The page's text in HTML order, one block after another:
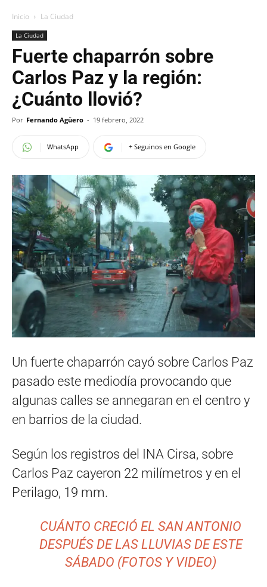
Inicio La Ciudad
La Ciudad
Fuerte chaparrón sobre
Carlos Paz y la región:
¿Cuánto llovió?
Por Fernando Agüero - 19 febrero, 2022
WhatsApp + Seguinos en Google
Un fuerte chaparrón cayó sobre Carlos Paz
pasado este mediodía provocando que
algunas calles se annegaran en el centro y
en barrios de la ciudad.
Según los registros del INA Cirsa, sobre
Carlos Paz cayeron 22 milímetros y en el
Perilago, 19 mm.
CUÁNTO CRECIÓ EL SAN ANTONIO
DESPUÉS DE LAS LLUVIAS DE ESTE
SÁBADO (FOTOS Y VIDEO)